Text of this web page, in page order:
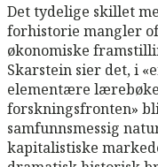
Det tydelige skillet
forhistorie mangler
økonomiske
Skarstein sier det, i
elementære
forskningsfronten»
samfunnsmessig
kapitalistiske